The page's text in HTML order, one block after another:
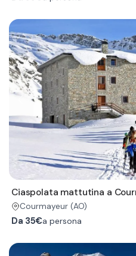
Ciaspolata mattutina a
Courmayeur (AO)
Da 35€a persona